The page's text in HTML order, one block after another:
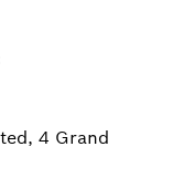
4 Grand